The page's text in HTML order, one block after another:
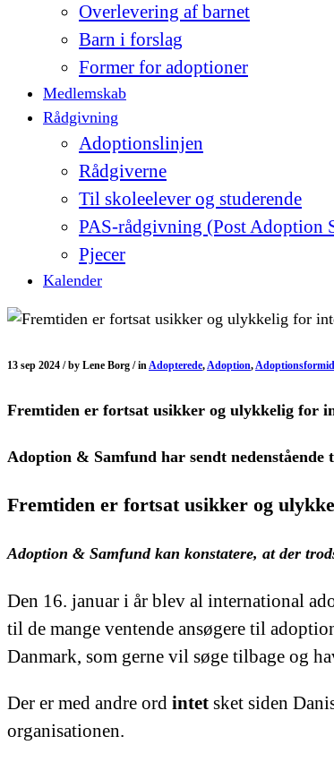
Overlevering af barnet
Barn i forslag
Former for adoptioner
Medlemskab
Rådgivning
Adoptionslinjen
Rådgiverne
Til skoleelever og studerende
PAS-rådgivning (Post Adoption
Pjecer
Kalender
13 sep 2024 /by Lene Borg /in Adopterede, Adoption,
Fremtiden er fortsat usikker og ulykkelig for
Adoption & Samfund har sendt nedenstående
Fremtiden er fortsat usikker og
Adoption & Samfund kan konstatere, at der
Den 16. januar i år blev al international
til de mange ventende ansøgere til
Danmark, som gerne vil søge tilbage og
Der er med andre ord intet sket siden
organisationen.